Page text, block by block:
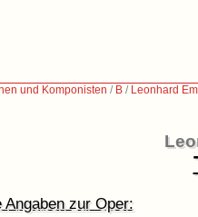
und Komponisten / B / Leonhard
Angaben zur Oper: